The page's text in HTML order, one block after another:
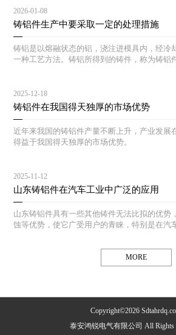
2026-01-08
铸铝件生产中要采取一定的处理措施
铸铝是以熔融状态的铝，浇注进模具内，经冷
一种工艺方法。铸铝所得到的铸件，称为铸铝
2025-12-18
铸铝件在我国得天独厚的市场优势
近年来我国的铸铝件产量不断上升，产业发展
得益于我国得天独厚的市场优势。
2025-11-12
山东铸铝件在汽车工业中广泛的应用
山东铸铝件具有一些其他铸件无法比拟的优势
蚀等优势，使它广受用户的青睐，特别是在汽
MORE
Copyright©2026
泰安鸿锐电气有限公司 All Rights